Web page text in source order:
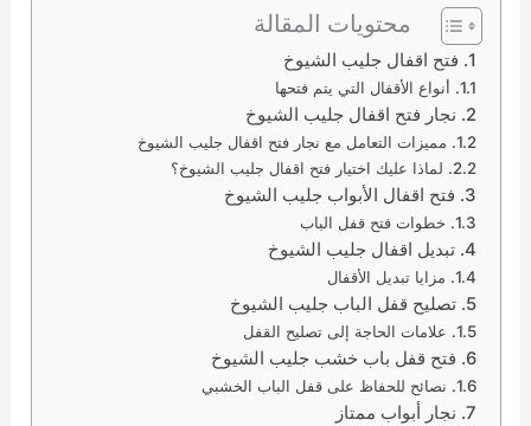
محتويات المقالة
فتح اقفال جليب الشيوخ
أنواع الأقفال التي يتم فتحها
نجار فتح اقفال جليب الشيوخ
مميزات التعامل مع نجار فتح اقفال جليب الشيوخ
لماذا عليك اختيار فتح اقفال جليب الشيوخ؟
فتح اقفال الأبواب جليب الشيوخ
خطوات فتح قفل الباب
تبديل اقفال جليب الشيوخ
مزايا تبديل الأقفال
تصليح قفل الباب جليب الشيوخ
علامات الحاجة إلى تصليح القفل
فتح قفل باب خشب جليب الشيوخ
نصائح للحفاظ على قفل الباب الخشبي
نجار أبواب ممتاز